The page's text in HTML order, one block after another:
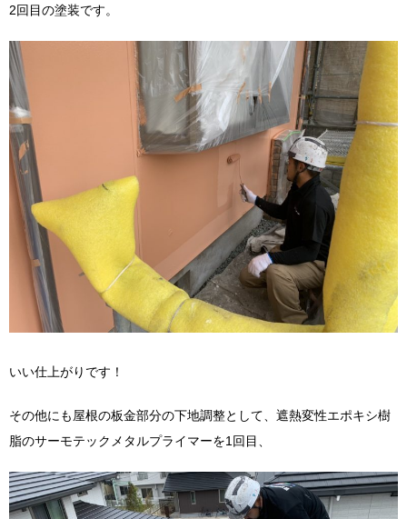
2回目の塗装です。
いい仕上がりです！
その他にも屋根の板金部分の下地調整として、遮熱変性エポキシ樹
脂のサーモテックメタルプライマーを1回目、